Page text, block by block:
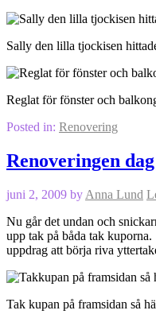
Sally den lilla tjockisen
Reglat för fönster och
Posted in: Renovering
Renoveringen
juni 2, 2009 by Anna Lund
Nu går det undan och
upp tak på båda tak
uppdrag att börja riva
Tak kupan på framsidan så